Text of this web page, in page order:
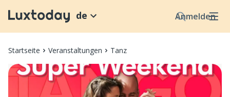
Anmelden
de
Startseite Veranstaltungen Tanz